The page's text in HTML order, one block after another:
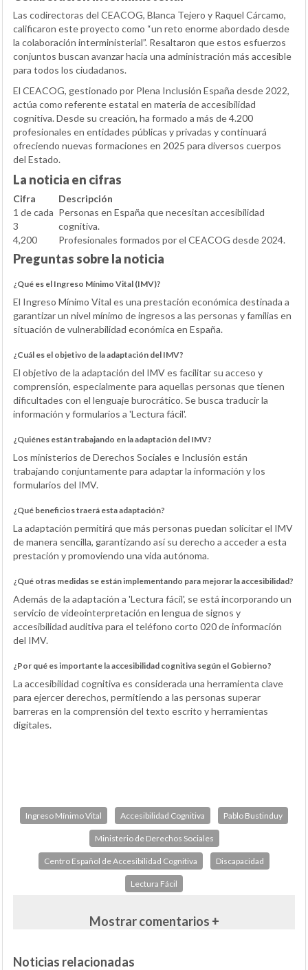
Las codirectoras del CEACOG, Blanca Tejero y Raquel Cárcamo,
calificaron este proyecto como “un reto enorme abordado desde
la colaboración interministerial”. Resaltaron que estos esfuerzos
conjuntos buscan avanzar hacia una administración más accesible
para todos los ciudadanos.
El CEACOG, gestionado por Plena Inclusión España desde 2022,
actúa como referente estatal en materia de accesibilidad
cognitiva. Desde su creación, ha formado a más de 4.200
profesionales en entidades públicas y privadas y continuará
ofreciendo nuevas formaciones en 2025 para diversos cuerpos
del Estado.
La noticia en cifras
Cifra
Descripción
1 de cada
3
Personas en España que necesitan accesibilidad
cognitiva.
4,200
Profesionales formados por el CEACOG desde 2024.
Preguntas sobre la noticia
¿Qué es el Ingreso Mínimo Vital (IMV)?
El Ingreso Mínimo Vital es una prestación económica destinada a
garantizar un nivel mínimo de ingresos a las personas y familias en
situación de vulnerabilidad económica en España.
¿Cuál es el objetivo de la adaptación del IMV?
El objetivo de la adaptación del IMV es facilitar su acceso y
comprensión, especialmente para aquellas personas que tienen
dificultades con el lenguaje burocrático. Se busca traducir la
información y formularios a 'Lectura fácil'.
¿Quiénes están trabajando en la adaptación del IMV?
Los ministerios de Derechos Sociales e Inclusión están
trabajando conjuntamente para adaptar la información y los
formularios del IMV.
¿Qué beneficios traerá esta adaptación?
La adaptación permitirá que más personas puedan solicitar el IMV
de manera sencilla, garantizando así su derecho a acceder a esta
prestación y promoviendo una vida autónoma.
¿Qué otras medidas se están implementando para mejorar la accesibilidad?
Además de la adaptación a 'Lectura fácil', se está incorporando un
servicio de videointerpretación en lengua de signos y
accesibilidad auditiva para el teléfono corto 020 de información
del IMV.
¿Por qué es importante la accesibilidad cognitiva según el Gobierno?
La accesibilidad cognitiva es considerada una herramienta clave
para ejercer derechos, permitiendo a las personas superar
barreras en la comprensión del texto escrito y herramientas
digitales.
Ingreso Mínimo Vital Accesibilidad Cognitiva Pablo Bustinduy
Ministerio de Derechos Sociales
Centro Español de Accesibilidad Cognitiva Discapacidad
Lectura Fácil
Mostrar comentarios +
Noticias relacionadas